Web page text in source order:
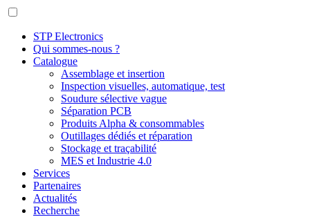
STP Electronics
Qui sommes-nous ?
Catalogue
Assemblage et insertion
Inspection visuelles, automatique, test
Soudure sélective vague
Séparation PCB
Produits Alpha & consommables
Outillages dédiés et réparation
Stockage et traçabilité
MES et Industrie 4.0
Services
Partenaires
Actualités
Recherche